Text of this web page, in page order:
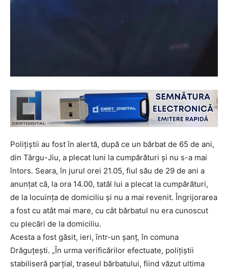
Polițiștii au fost în alertă, după ce un bărbat de 65 de ani,
din Târgu-Jiu, a plecat luni la cumpărături și nu s-a mai
întors. Seara, în jurul orei 21.05, fiul său de 29 de ani a
anunțat că, la ora 14.00, tatăl lui a plecat la cumpărături,
de la locuința de domiciliu și nu a mai revenit. Îngrijorarea
a fost cu atât mai mare, cu cât bărbatul nu era cunoscut
cu plecări de la domiciliu.
Acesta a fost găsit, ieri, într-un șanț, în comuna
Drăguțești. „În urma verificărilor efectuate, polițiștii
stabiliseră parțial, traseul bărbatului, fiind văzut ultima